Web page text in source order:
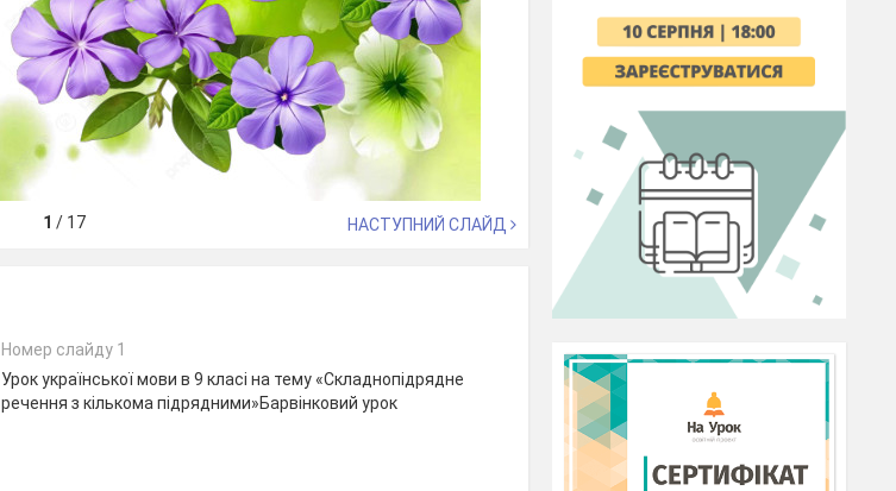
1 / 17 НАСТУПНИЙ СЛАЙД
Номер слайду 1
Урок української мови в 9 класі на тему «Складнопідрядне
речення з кількома підрядними»Барвінковий урок